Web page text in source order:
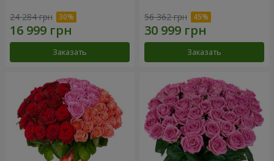
24 284 грн
Заказать
56 362 грн
Заказать